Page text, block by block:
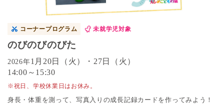
コーナープログラム 未就学児対象
のびのびのびた
2026年1月20日（火）・27日（火）
14:00～15:30
※祝日、学校休業日はお休み。
身長・体重を測って、写真入りの成長記録カードを作ってみよう！